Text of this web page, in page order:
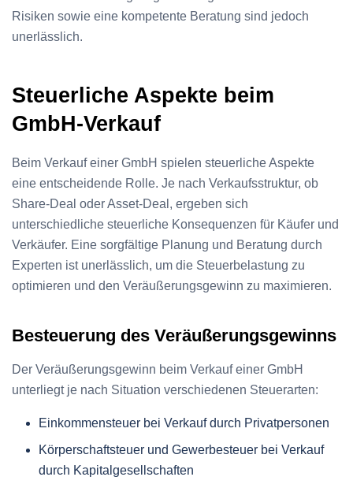
Risiken sowie eine kompetente Beratung sind jedoch
unerlässlich.
Steuerliche Aspekte beim
GmbH-Verkauf
Beim Verkauf einer GmbH spielen steuerliche Aspekte
eine entscheidende Rolle. Je nach Verkaufsstruktur, ob
Share-Deal oder Asset-Deal, ergeben sich
unterschiedliche steuerliche Konsequenzen für Käufer und
Verkäufer. Eine sorgfältige Planung und Beratung durch
Experten ist unerlässlich, um die Steuerbelastung zu
optimieren und den Veräußerungsgewinn zu maximieren.
Besteuerung des Veräußerungsgewinns
Der Veräußerungsgewinn beim Verkauf einer GmbH
unterliegt je nach Situation verschiedenen Steuerarten:
Einkommensteuer bei Verkauf durch Privatpersonen
Körperschaftsteuer und Gewerbesteuer bei Verkauf
durch Kapitalgesellschaften